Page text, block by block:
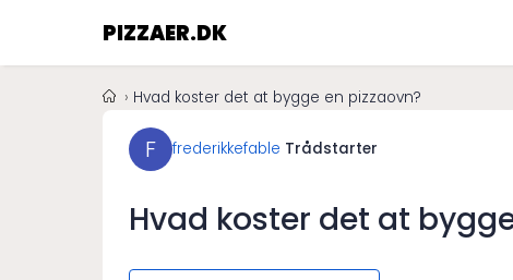
PIZZAER.DK
Hvad koster det at bygge en pizzaovn?
F frederikkefable Trådstarter
Hvad koster det at